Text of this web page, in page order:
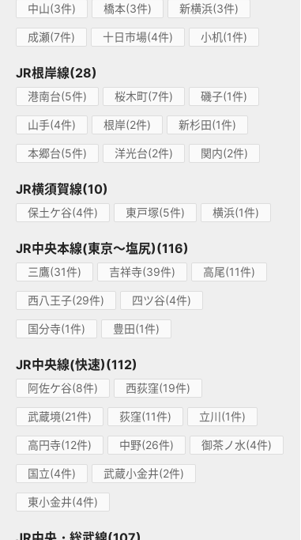
中山(3件) 橋本(3件) 新横浜(3件)
成瀬(7件) 十日市場(4件) 小机(1件)
JR根岸線(28)
港南台(5件) 桜木町(7件) 磯子(1件)
山手(4件) 根岸(2件) 新杉田(1件)
本郷台(5件) 洋光台(2件) 関内(2件)
JR横須賀線(10)
保土ケ谷(4件) 東戸塚(5件) 横浜(1件)
JR中央本線(東京～塩尻)(116)
三鷹(31件) 吉祥寺(39件) 高尾(11件)
西八王子(29件) 四ツ谷(4件)
国分寺(1件) 豊田(1件)
JR中央線(快速)(112)
阿佐ケ谷(8件) 西荻窪(19件)
武蔵境(21件) 荻窪(11件) 立川(1件)
高円寺(12件) 中野(26件) 御茶ノ水(4件)
国立(4件) 武蔵小金井(2件)
東小金井(4件)